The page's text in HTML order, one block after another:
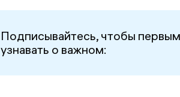
Подписывайтесь, чтобы
узнавать о важном: